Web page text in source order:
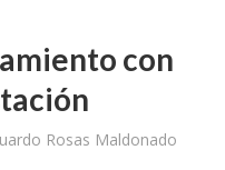
con
Rosas Maldonado